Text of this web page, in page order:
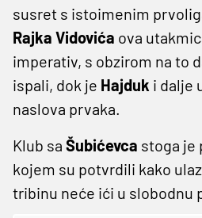
susret s istoimenim
Rajka Vidovića ova
imperativ, s obzirom na to
ispali, dok je Hajduk i dalje
naslova prvaka.
Klub sa Šubićevca stoga je
kojem su potvrdili kako
tribinu neće ići u slobodnu